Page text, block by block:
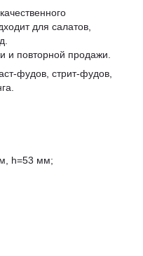
для салатов,
и повторной продажи.
фудов, стрит-фудов,
h=53 мм;